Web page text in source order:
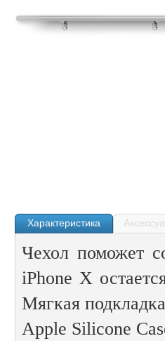
Характеристика
Чехол поможет
iPhone X
Мягкая
Apple Silicone